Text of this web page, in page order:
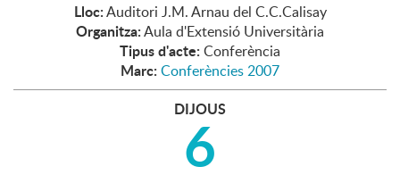
Lloc:Auditori J.M. Arnau del C.C.Calisay
Organitza:Aula d'Extensió Universitària
Tipus d'acte: Conferència
Marc: Conferències 2007
DIJOUS
6